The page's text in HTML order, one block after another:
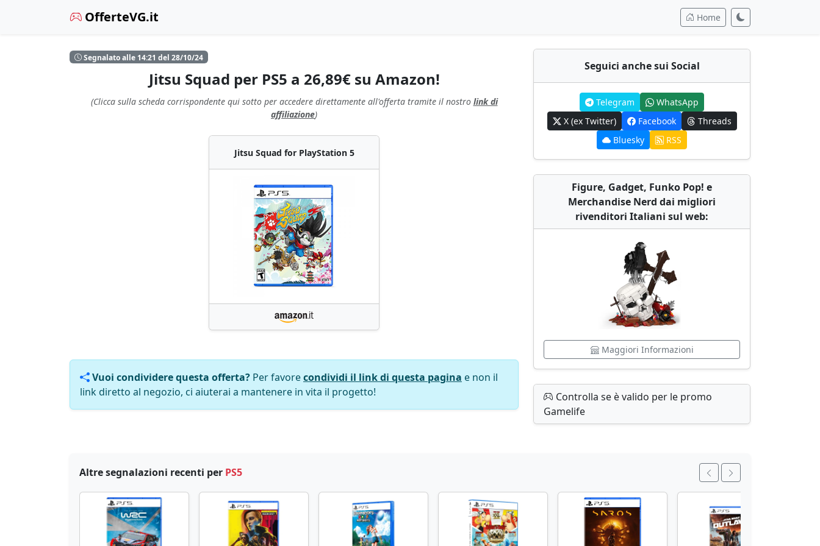
OfferteVG.it Home
Segnalato alle 14:21 del 28/10/24
Jitsu Squad per PS5 a 26,89€ su Amazon!
(Clicca sulla scheda corrispondente qui sotto per accedere direttamente all'offerta tramite il nostro link di
affiliazione)
Jitsu Squad for PlayStation 5
Vuoi condividere questa offerta? Per favorecondividi il link di questa pagina e non il
link diretto al negozio, ci aiuterai a mantenere in vita il progetto!
Seguici anche sui Social
Telegram
WhatsApp
X (ex Twitter)
Facebook
Threads
Bluesky
RSS
Figure, Gadget, Funko Pop! e
Merchandise Nerd dai migliori
rivenditori Italiani sul web:
Maggiori Informazioni
Controlla se è valido per le promo
Gamelife
Altre segnalazioni recenti per PS5